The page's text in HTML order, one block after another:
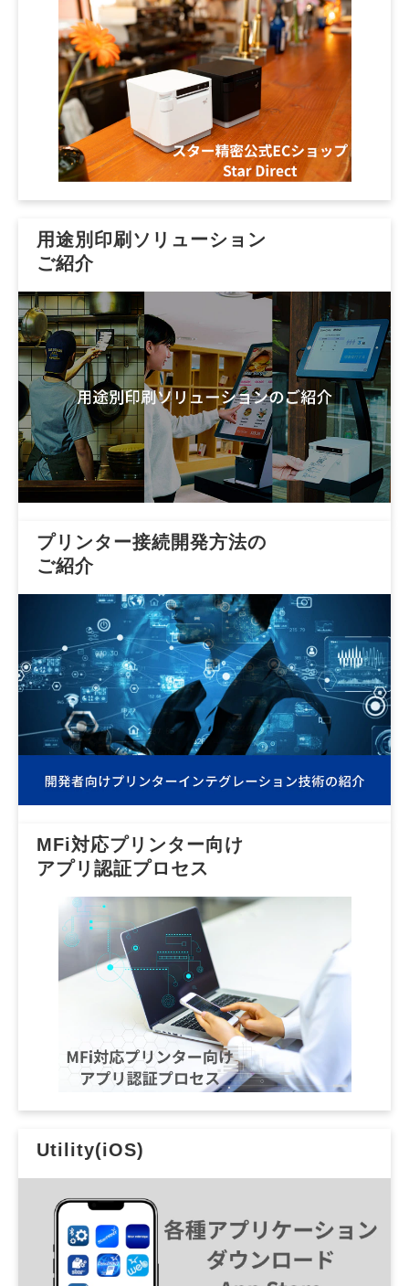
用途別印刷ソリューション
ご紹介
プリンター接続開発方法の
ご紹介
MFi対応プリンター向け
アプリ認証プロセス
Utility(iOS)